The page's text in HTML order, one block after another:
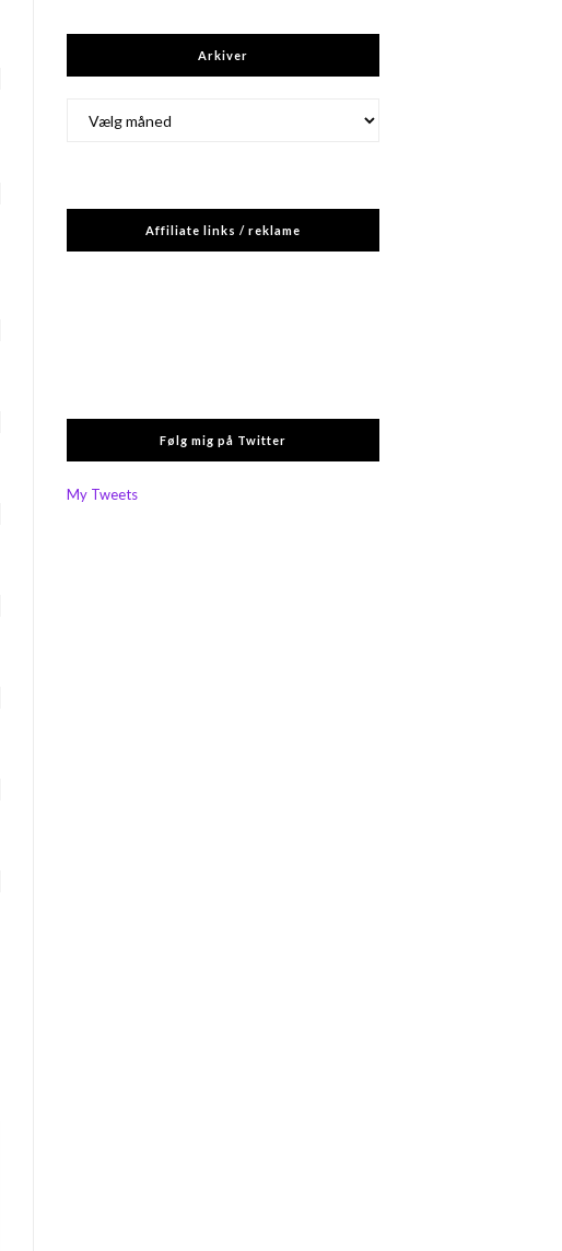
Arkiver
Affiliate links / reklame
Følg mig på Twitter
My Tweets